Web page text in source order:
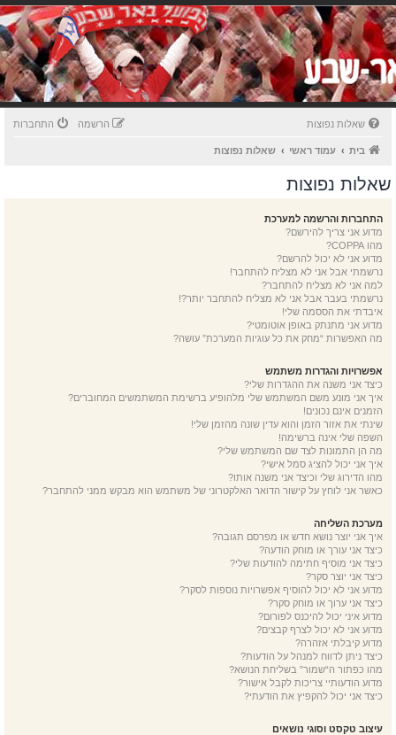
שאלות נפוצות התחברות הרשמה
בית עמוד ראשי שאלות נפוצות
שאלות נפוצות
התחברות והרשמה למערכת
מדוע אני צריך להירשם?
מהו COPPA?
מדוע אני לא יכול להרשם?
נרשמתי אבל אני לא מצליח להתחבר!
למה אני לא מצליח להתחבר?
נרשמתי בעבר אבל אני לא מצליח להתחבר יותר?!
איבדתי את הססמה שלי!
מדוע אני מתנתק באופן אוטומטי?
מה האפשרות “מחק את כל עוגיות המערכת” עושה?
אפשרויות והגדרות משתמש
כיצד אני משנה את ההגדרות שלי?
איך אני מונע משם המשתמש שלי מלהופיע ברשימת המשתמשים המחוברים?
הזמנים אינם נכונים!
שינתי את אזור הזמן והוא עדין שונה מהזמן שלי!
השפה שלי אינה ברשימה!
מה הן התמונות לצד שם המשתמש שלי?
איך אני יכול להציג סמל אישי?
מהו הדירוג שלי וכיצד אני משנה אותו?
כאשר אני לוחץ על קישור הדואר האלקטרוני של משתמש הוא מבקש ממני להתחבר?
מערכת השליחה
איך אני יוצר נושא חדש או מפרסם תגובה?
כיצד אני עורך או מוחק הודעה?
כיצד אני מוסיף חתימה להודעות שלי?
כיצד אני יוצר סקר?
מדוע אני לא יכול להוסיף אפשרויות נוספות לסקר?
כיצד אני ערוך או מוחק סקר?
מדוע איני יכול להיכנס לפורום?
מדוע אני לא יכול לצרף קבצים?
מדוע קיבלתי אזהרה?
כיצד ניתן לדווח למנהל על הודעות?
מהו כפתור ה“שמור” בשליחת הנושא?
מדוע הודעותיי צריכות לקבל אישור?
כיצד אני יכול להקפיץ את הודעתי?
עיצוב טקסט וסוגי נושאים